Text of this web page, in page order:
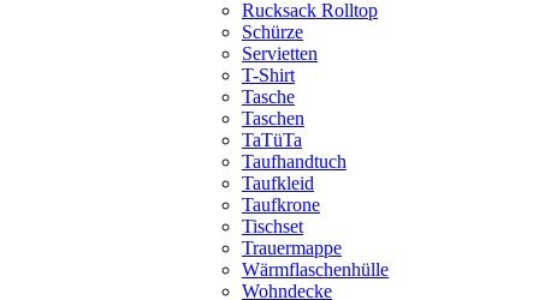
Rucksack Rolltop
Schürze
Servietten
T-Shirt
Tasche
Taschen
TaTüTa
Taufhandtuch
Taufkleid
Taufkrone
Tischset
Trauermappe
Wärmflaschenhülle
Wohndecke